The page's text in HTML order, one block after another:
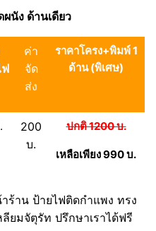
นัง ด้านเดียว
ฟ
ค่า
จัด
ส่ง
ราคาโครง+พิมพ์ 1
ด้าน (พิเศษ)
200
บ.
ปกติ 1200 บ.
เหลือเพียง 990 บ.
ร้าน ป้ายไฟติดกำแพง ทรง
ยมจัตุรัท ปรึกษาเราได้ฟรี